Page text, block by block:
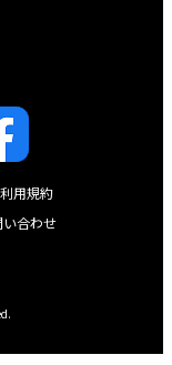
利用規約
合わせ